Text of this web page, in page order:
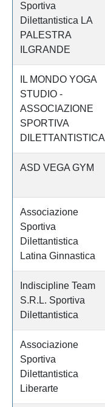
Sportiva
Dilettantistica LA
PALESTRA
ILGRANDE
IL MONDO YOGA
STUDIO -
ASSOCIAZIONE
SPORTIVA
DILETTANTISTICA
ASD VEGA GYM
Associazione
Sportiva
Dilettantistica
Latina Ginnastica
Indiscipline Team
S.R.L. Sportiva
Dilettantistica
Associazione
Sportiva
Dilettantistica
Liberarte